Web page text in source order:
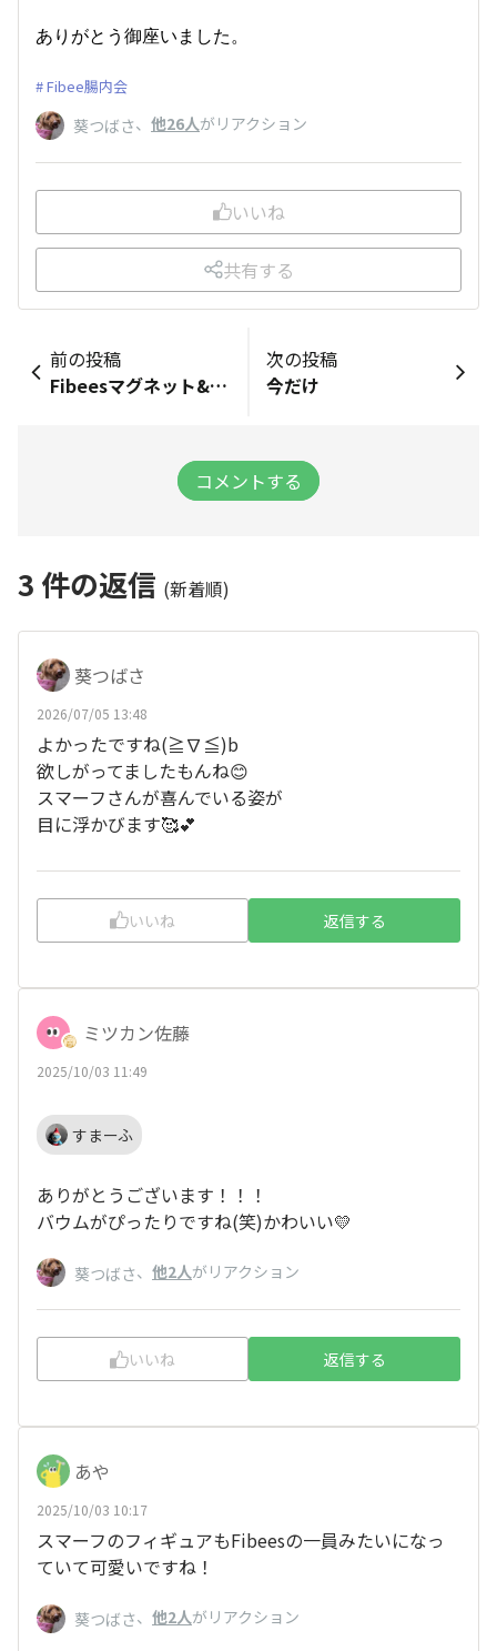
ありがとう御座いました。
Fibee腸内会
葵つばさ、 他26人がリアクション
いいね
共有する
前の投稿
Fibeesマグネット&ポーチ届きました🎵
次の投稿
今だけ
コメントする
3 件の返信 (新着順)
葵つばさ
2026/07/05 13:48
よかったですね(≧∇≦)b
欲しがってましたもんね😊
スマーフさんが喜んでいる姿が
目に浮かびます🥰💕
いいね 返信する
ミツカン佐藤
2025/10/03 11:49
すまーふ
ありがとうございます！！！
バウムがぴったりですね(笑)かわいい💛
葵つばさ、 他2人がリアクション
いいね 返信する
あや
2025/10/03 10:17
スマーフのフィギュアもFibeesの一員みたいになっ
ていて可愛いですね！
葵つばさ、 他2人がリアクション